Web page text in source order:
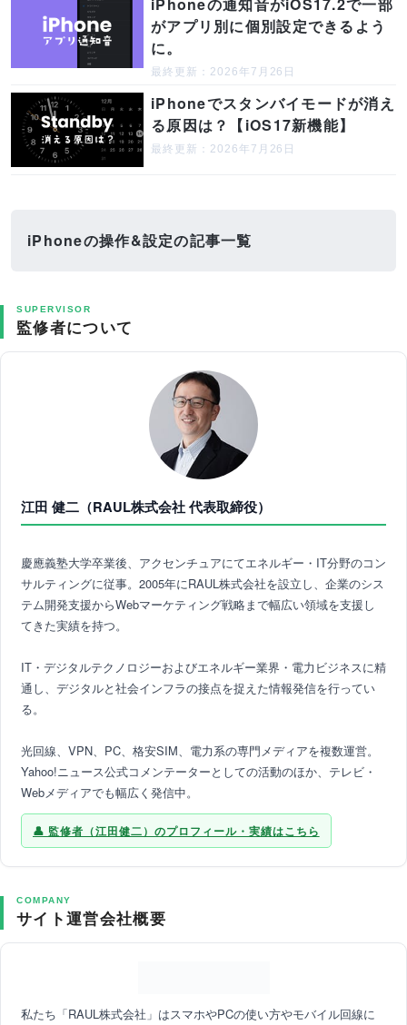
iPhoneの通知音がiOS17.2で一部
がアプリ別に個別設定できるよう
に。
最終更新：2026年7月26日
iPhoneでスタンバイモードが消え
る原因は？【iOS17新機能】
最終更新：2026年7月26日
iPhoneの操作&設定の記事一覧
SUPERVISOR
監修者について
江田 健二（RAUL株式会社 代表取締役）
慶應義塾大学卒業後、アクセンチュアにてエネルギー・IT分野のコン
サルティングに従事。2005年にRAUL株式会社を設立し、企業のシス
テム開発支援からWebマーケティング戦略まで幅広い領域を支援し
てきた実績を持つ。
IT・デジタルテクノロジーおよびエネルギー業界・電力ビジネスに精
通し、デジタルと社会インフラの接点を捉えた情報発信を行ってい
る。
光回線、VPN、PC、格安SIM、電力系の専門メディアを複数運営。
Yahoo!ニュース公式コメンテーターとしての活動のほか、テレビ・
Webメディアでも幅広く発信中。
監修者（江田健二）のプロフィール・実績はこちら
COMPANY
サイト運営会社概要
私たち「RAUL株式会社」はスマホやPCの使い方やモバイル回線に